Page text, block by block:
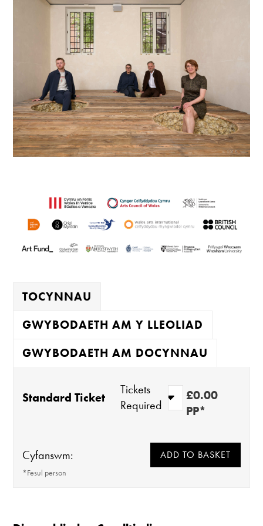
TOCYNNAU
GWYBODAETH AM Y LLEOLIAD
GWYBODAETH AM DOCYNNAU
Standard Ticket
Tickets
Required
£0.00
PP*
Cyfanswm:
*Fesul person
Davies yn rhad ac am ddim i'w mynychu ond